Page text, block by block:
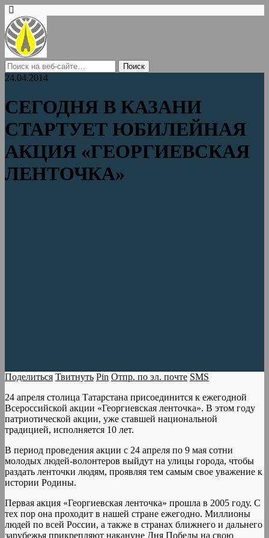
24.04.2014
СЕГОДНЯ В КАЗАНИ
СТАРТУЕТ ЮБИЛЕЙНАЯ
АКЦИЯ «ГЕОРГИЕВСКАЯ
ЛЕНТОЧКА»
Поделиться Твитнуть Pin Отпр. по эл. почте SMS
24 апреля столица Татарстана присоединится к ежегодной
Всероссийской акции «Георгиевская ленточка». В этом году
патриотической акции, уже ставшей национальной
традицией, исполняется 10 лет.
В период проведения акции с 24 апреля по 9 мая сотни
молодых людей-волонтеров выйдут на улицы города, чтобы
раздать ленточки людям, проявляя тем самым свое уважение к
истории Родины.
Первая акция «Георгиевская ленточка» прошла в 2005 году. С
тех пор она проходит в нашей стране ежегодно. Миллионы
людей по всей России, а также в странах ближнего и дальнего
зарубежья прикрепляют накануне Дня Победы на свою